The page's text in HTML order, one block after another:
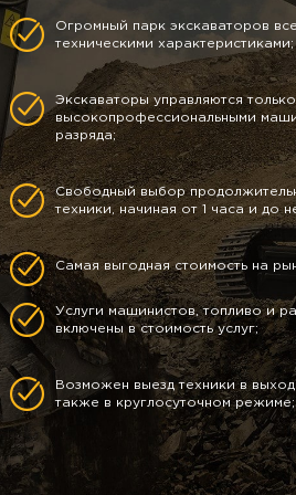
Огромный парк экскаваторов
техническими характеристиками;
Экскаваторы управляются
высокопрофессиональными
разряда;
Свободный выбор
техники, начиная от 1 часа и до
Самая выгодная стоимость на
Услуги машинистов, топливо и
включены в стоимость услуг;
Возможен выезд техники в
также в круглосуточном режиме;